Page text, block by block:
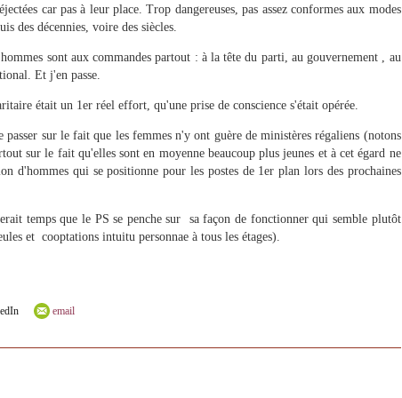
car pas à leur place. Trop dangereuses, pas assez conformes aux modes
des décennies, voire des siècles.
sont aux commandes partout : à la tête du parti, au gouvernement , au
Et j'en passe.
était un 1er réel effort, qu'une prise de conscience s'était opérée.
sur le fait que les femmes n'y ont guère de ministères régaliens (notons
sur le fait qu'elles sont en moyenne beaucoup plus jeunes et à cet égard ne
d'hommes qui se positionne pour les postes de 1er plan lors des prochaines
temps que le PS se penche sur sa façon de fonctionner qui semble plutôt
et cooptations intuitu personnae à tous les étages).
email